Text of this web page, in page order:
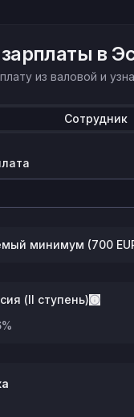
в
из валовой и
Сотрудник
минимум (700
(II ступень)
%